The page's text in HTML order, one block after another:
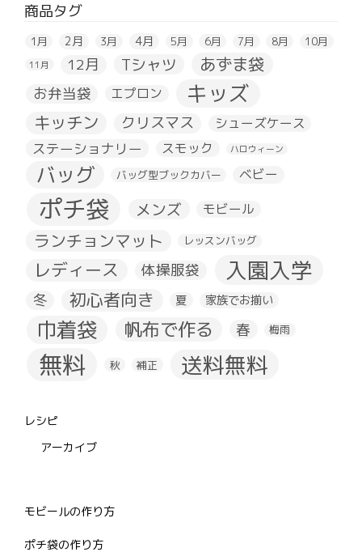
商品タグ
1月 2月 3月 4月 5月 6月 7月 8月 10月
11月 12月 Tシャツ あずま袋
お弁当袋 エプロン キッズ
キッチン クリスマス シューズケース
ステーショナリー スモック ハロウィーン
バッグ バッグ型ブックカバー ベビー
ポチ袋 メンズ モビール
ランチョンマット レッスンバッグ
レディース 体操服袋 入園入学
冬 初心者向き 夏 家族でお揃い
巾着袋 帆布で作る 春 梅雨
無料 秋 補正 送料無料
レシピ
アーカイブ
モビールの作り方
ポチ袋の作り方